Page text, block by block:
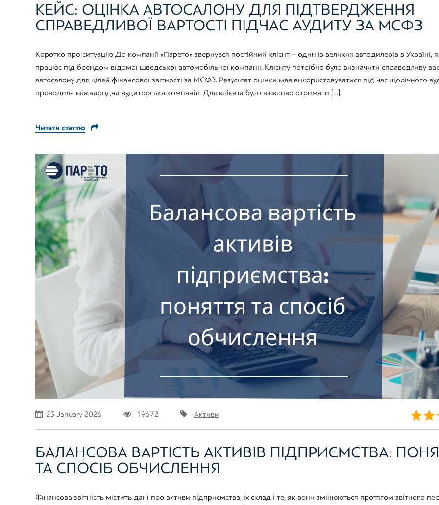
КЕЙС: ОЦІНКА АВТОСАЛОНУ ДЛЯ ПІДТВЕРДЖЕННЯ
СПРАВЕДЛИВОЇ ВАРТОСТІ ПІД ЧАС АУДИТУ ЗА МСФЗ
Коротко про ситуацію До компанії «Парето» звернувся постійний клієнт – один із великих автодилерів в Україні,
працює під брендом відомої шведської автомобільної компанії. Клієнту потрібно було визначити справедливу
автосалону для цілей фінансової звітності за МСФЗ. Результат оцінки мав використовуватися під час щорічного
проводила міжнародна аудиторська компанія. Для клієнта було важливо отримати […]
Читати статтю
23 January 2026 19672 Активи
БАЛАНСОВА ВАРТІСТЬ АКТИВІВ ПІДПРИЄМСТВА:
ТА СПОСІБ ОБЧИСЛЕННЯ
Фінансова звітність містить дані про активи підприємства, їх склад і те, як вони змінюються протягом звітного